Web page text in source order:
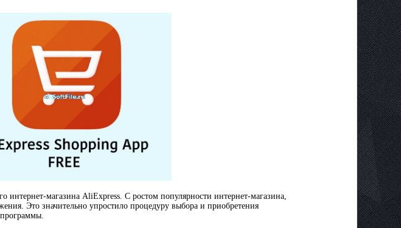
интернет-магазина AliExpress. С ростом популярности интернет-магазина,
Это значительно упростило процедуру выбора и приобретения